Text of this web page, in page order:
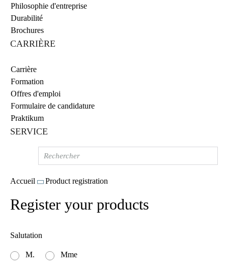
Philosophie d'entreprise
Durabilité
Brochures
CARRIÈRE
Carrière
Formation
Offres d'emploi
Formulaire de candidature
Praktikum
SERVICE
Accueil Product registration
Register your products
Salutation
M. Mme